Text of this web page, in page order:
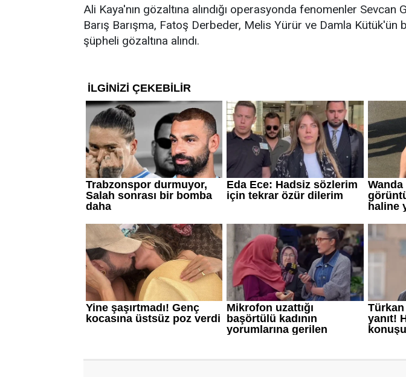
Ali Kaya'nın gözaltına alındığı operasyonda fenomenler Sevcan
Barış Barışma, Fatoş Derbeder, Melis Yürür ve Damla Kütük'ün
şüpheli gözaltına alındı.